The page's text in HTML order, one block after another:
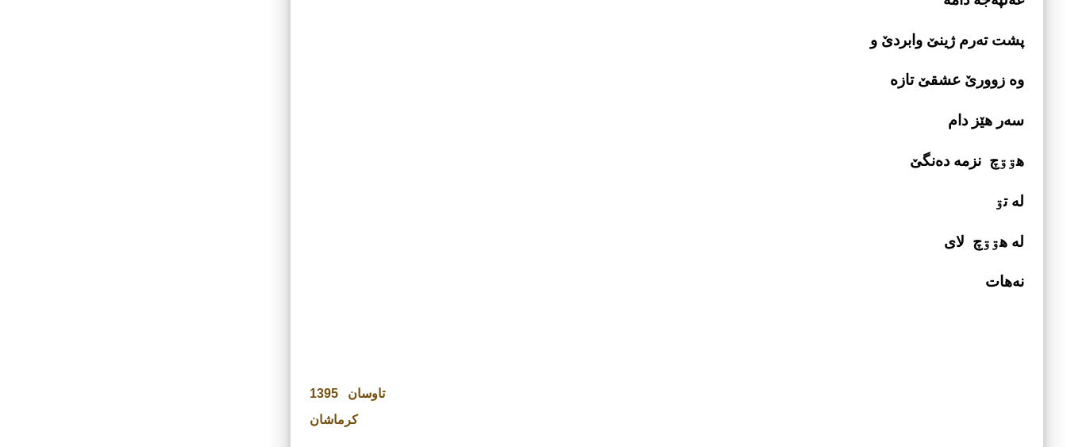
پشت ته‌­رم ژینێ وابردێ و
وه زوورێ عشقێ تازه
سه‌­ر هێز دام
هۊۊچ نزمه ده‌نگێ
له تۊ
له هۊۊچ لای
نه‌­هات
تاوسان 1395
کرماشان